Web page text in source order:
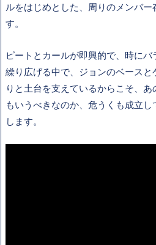
ルをはじめとした、周りのメンバ
す。
ピートとカールが即興的で、時に
繰り広げる中で、ジョンのベース
りと土台を支えているからこそ、
もいうべきなのか、危うくも成立
します。